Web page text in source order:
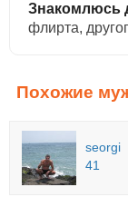
Знакомлюсь
флирта,
Похожие
seorgi
41